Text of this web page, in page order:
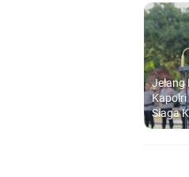
Jelang
Kapolri
Siaga